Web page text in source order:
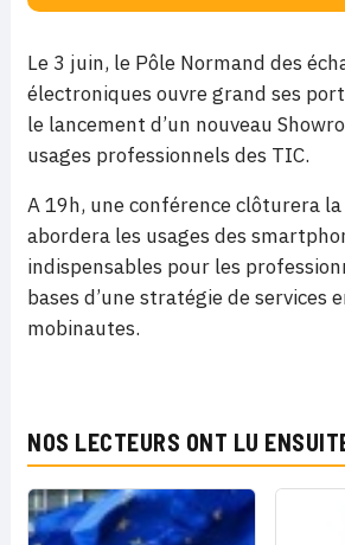
Le 3 juin, le Pôle Normand des
électroniques ouvre grand ses
le lancement d’un nouveau
usages professionnels des TIC.
A 19h, une conférence clôturera
abordera les usages des
indispensables pour les
bases d’une stratégie de services
mobinautes.
NOS LECTEURS ONT LU